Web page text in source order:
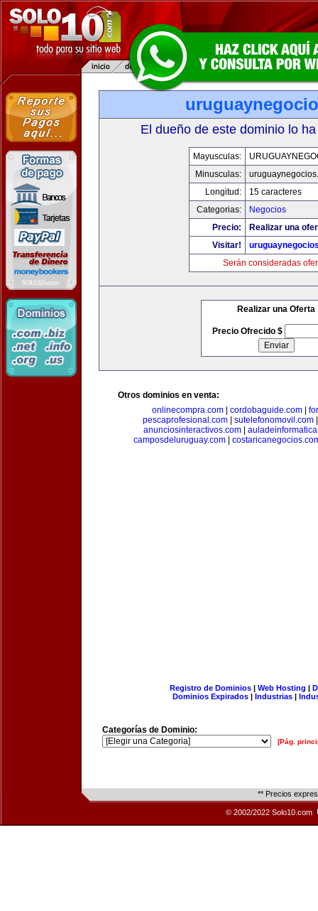
El dueño de este dominio lo
Mayusculas:
Minusculas:
Longitud:
15 caracteres
Categorias:
Negocios
Precio:
Realizar una
Visitar!
Serán consideradas
Realizar una Oferta
Precio Ofrecido $
Otros dominios en venta:
onlinecompra.com| cordobaguide.com|
pescaprofesional.com| sutelefonomovil.com
anunciosinteractivos.com|
camposdeluruguay.com|
Registro de Dominios| Web Hosting |
Dominios Expirados | Industrias |
Categorías de Dominio:
[Pág.
** Precios
© 2002/2022 Solo10.com